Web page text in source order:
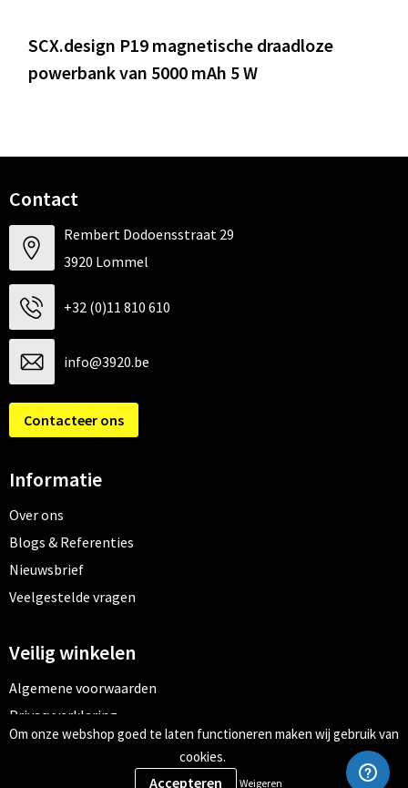
SCX.design P19 magnetische draadloze
powerbank van 5000 mAh 5 W
Contact
Rembert Dodoensstraat 29
3920 Lommel
+32 (0)11 810 610
info@3920.be
Contacteer ons
Informatie
Over ons
Blogs & Referenties
Nieuwsbrief
Veelgestelde vragen
Veilig winkelen
Algemene voorwaarden
Privacyverklaring
Cookiebeleid
Om onze webshop goed te laten functioneren maken wij gebruik van
cookies.
Weigeren